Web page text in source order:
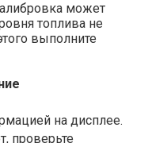
может
топлива не
выполните
на дисплее.
проверьте